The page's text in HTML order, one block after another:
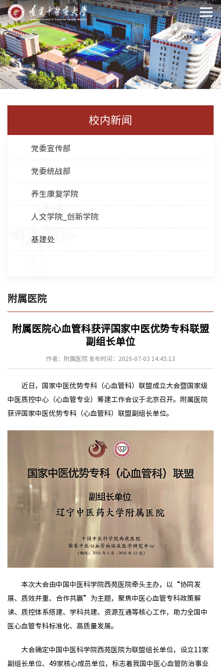
校内新闻
党委宣传部
党委统战部
养生康复学院
人文学院_创新学院
基建处
附属医院
附属医院心血管科获评国家中医优势专科联盟
副组长单位
作者：附属医院 发布时间：2026-07-03 14:45:13
近日，国家中医优势专科（心血管科）联盟成立大会暨国家级
中医质控中心（心血管专业）筹建工作会议于北京召开。附属医院
获评国家中医优势专科（心血管科）联盟副组长单位。
本次大会由中国中医科学院西苑医院牵头主办，以“协同发
展、质效并重、合作共赢”为主题，聚焦中医心血管专科政策解
读、质控体系搭建、学科共建、资源互通等核心工作，助力全国中
医心血管专科标准化、高质量发展。
大会确定中国中医科学院西苑医院为联盟组长单位，设立11家
副组长单位、49家核心成员单位，标志着我国中医心血管防治事业